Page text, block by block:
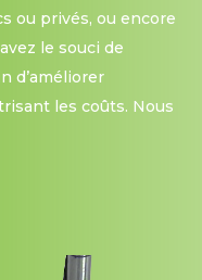
ou privés, ou encore
le souci de
d’améliorer
les coûts. Nous